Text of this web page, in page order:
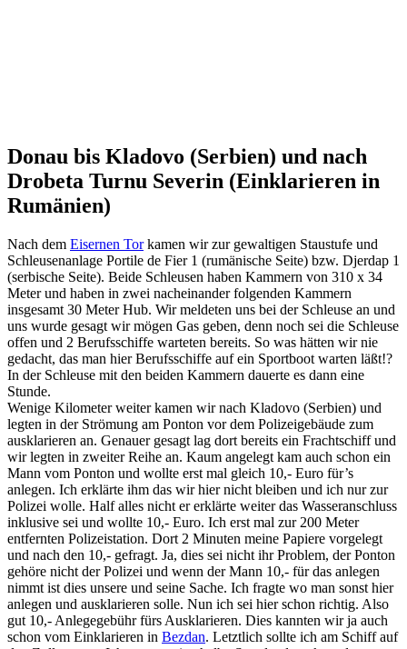
Donau bis Kladovo (Serbien) und nach
Drobeta Turnu Severin (Einklarieren in
Rumänien)
Nach dem Eisernen Torkamen wir zur gewaltigen Staustufe und
Schleusenanlage Portile de Fier 1 (rumänische Seite) bzw. Djerdap 1
(serbische Seite). Beide Schleusen haben Kammern von 310 x 34
Meter und haben in zwei nacheinander folgenden Kammern
insgesamt 30 Meter Hub. Wir meldeten uns bei der Schleuse an und
uns wurde gesagt wir mögen Gas geben, denn noch sei die Schleuse
offen und 2 Berufsschiffe warteten bereits. So was hätten wir nie
gedacht, das man hier Berufsschiffe auf ein Sportboot warten läßt!?
In der Schleuse mit den beiden Kammern dauerte es dann eine
Stunde.
Wenige Kilometer weiter kamen wir nach Kladovo (Serbien) und
legten in der Strömung am Ponton vor dem Polizeigebäude zum
ausklarieren an. Genauer gesagt lag dort bereits ein Frachtschiff und
wir legten in zweiter Reihe an. Kaum angelegt kam auch schon ein
Mann vom Ponton und wollte erst mal gleich 10,- Euro für’s
anlegen. Ich erklärte ihm das wir hier nicht bleiben und ich nur zur
Polizei wolle. Half alles nicht er erklärte weiter das Wasseranschluss
inklusive sei und wollte 10,- Euro. Ich erst mal zur 200 Meter
entfernten Polizeistation. Dort 2 Minuten meine Papiere vorgelegt
und nach den 10,- gefragt. Ja, dies sei nicht ihr Problem, der Ponton
gehöre nicht der Polizei und wenn der Mann 10,- für das anlegen
nimmt ist dies unsere und seine Sache. Ich fragte wo man sonst hier
anlegen und ausklarieren solle. Nun ich sei hier schon richtig. Also
gut 10,- Anlegegebühr fürs Ausklarieren. Dies kannten wir ja auch
schon vom Einklarieren in Bezdan. Letztlich sollte ich am Schiff auf